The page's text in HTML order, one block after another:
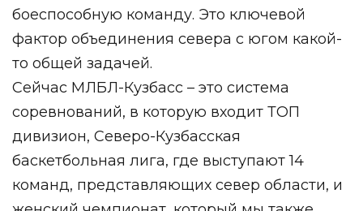
боеспособную команду. Это ключевой
фактор объединения севера с югом какой-
то общей задачей.
Сейчас МЛБЛ-Кузбасс – это система
соревнований, в которую входит ТОП
дивизион, Северо-Кузбасская
баскетбольная лига, где выступают 14
команд, представляющих север области, и